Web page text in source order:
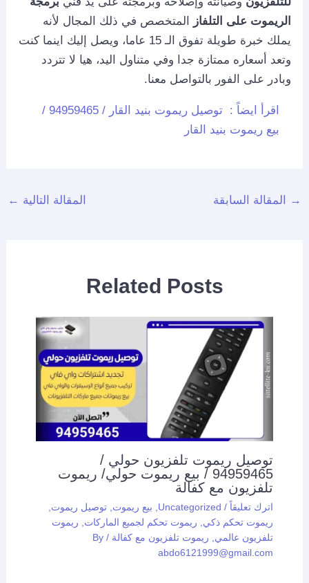
الريموت على التلفاز
المتخصص في ذلك المجال لأنه
يملك خبرة طويلة تفوق الـ 15 عاما، ويصل إليك اينما كنت
وتعد أسعاره ممتازة جدا وفي متناول اليد، هيا لا تتردد
وبادر على الفور بالتواصل معنا.
اقرأ ايضاً :
توصيل ريموت بنيد القار / 94959465 /
بيع ريموت بنيد القار
→ المقالة السابقة المقالة التالية ←
Related Posts
توصيل ريموت تلفزيون حولي /
94959465 / بيع ريموت حولي/ ريموت
تلفزيون مع كفالة
اترك تعليقاً /
Uncategorized
, بيع ريموت, توصيل ريموت,
ريموت تحكم ذكي, ريموت تحكم لجميع الماركات, ريموت
تلفزيون عالمي, ريموت تلفزيون مع كفالة / By
abdo6121999@gmail.com